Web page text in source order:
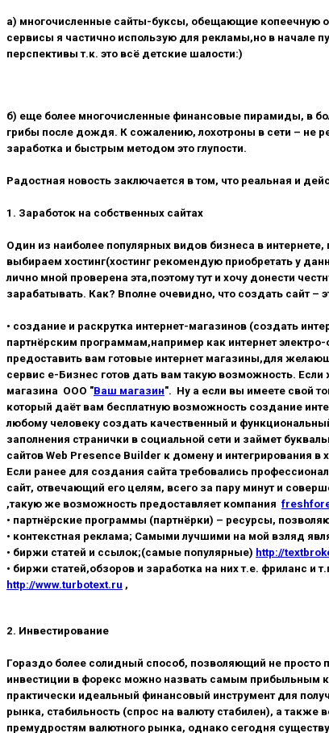
a) многочисленные сайты-буксы, обещающие копеечную
сервисы я частично использую для рекламы,но в начале
перспективы т.к. это всё детские шалости:)
б) еще более многочисленные финансовые пирамиды, в
грибы после дождя. К сожалению, лохотроны в сети – не
заработка и быстрым методом это глупости.
Радостная новость заключается в том, что реальная и
1. Заработок на собственных сайтах
Один из наиболее популярных видов бизнеса в
выбираем хостинг(хостинг рекомендую приобретать у
лично мной проверена эта,поэтому тут и хочу донести
зарабатывать. Как? Вполне очевидно, что создать сайт
• создание и раскрутка интернет-магазинов (создать
партнёрским программам,например как интернет
предоставить вам готовые интернет магазины,для
сервис e-Бизнес готов дать вам такую возможность.
магазина ООО "Ваш магазин". Ну а если вы имеете свой
который даёт вам бесплатную возможность создание
любому человеку создать качественный и
заполнения странички в социальной сети и займет
сайтов Web Presence Builder к домену и интегрирования в
Если ранее для создания сайта требовались
сайт, отвечающий его целям, всего за пару минут и
,такую же возможность предоставляет компания
• партнёрские программы (партнёрки) – ресурсы,
• контекстная реклама; Самыми лучшими на мой взляд
• биржи статей и ссылок;(самые популярные) http://
• биржи статей,обзоров и заработка на них т.е. фриланс и
http://www.turbotext.ru ,
2. Инвестирование
Гораздо более солидный способ, позволяющий не
инвестиции в форекс можно назвать самым прибыльным
практически идеальный финансовый инструмент для
рынка, стабильность (спрос на валюту стабилен), а
премудростям валютного рынка, однако сегодня